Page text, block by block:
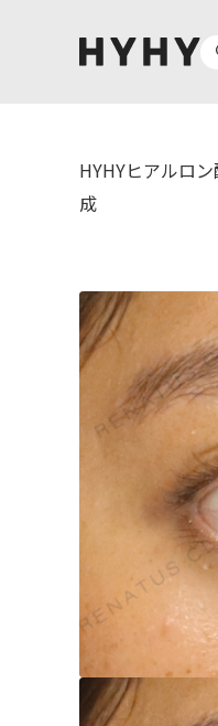
ヒアルロン酸注入
東山 麻伊子
部位から探す
HYHYヒアルロ
成